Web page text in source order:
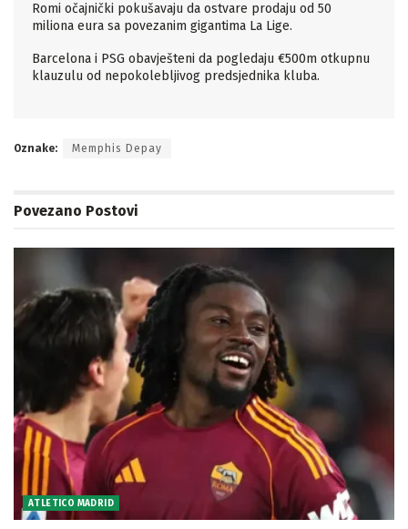
Romi očajnički pokušavaju da ostvare prodaju od 50
miliona eura sa povezanim gigantima La Lige.
Barcelona i PSG obavješteni da pogledaju €500m otkupnu
klauzulu od nepokolebljivog predsjednika kluba.
Oznake: Memphis Depay
Povezano Postovi
ATLETICO MADRID